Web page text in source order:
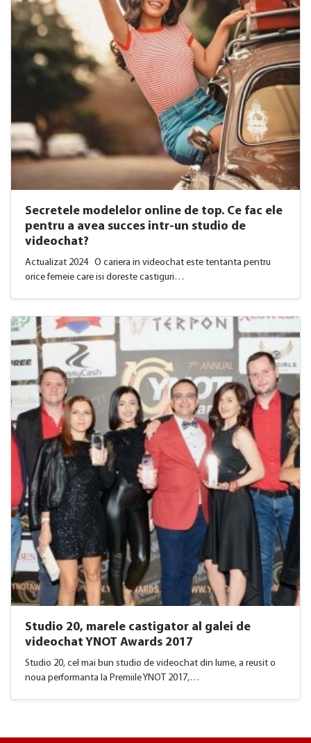
Secretele modelelor online de top. Ce fac ele
pentru a avea succes intr-un studio de
videochat?
Actualizat 2024 O cariera in videochat este tentanta pentru
orice femeie care isi doreste castiguri…
Studio 20, marele castigator al galei de
videochat YNOT Awards 2017
Studio 20, cel mai bun studio de videochat din lume, a reusit o
noua performanta la Premiile YNOT 2017,…